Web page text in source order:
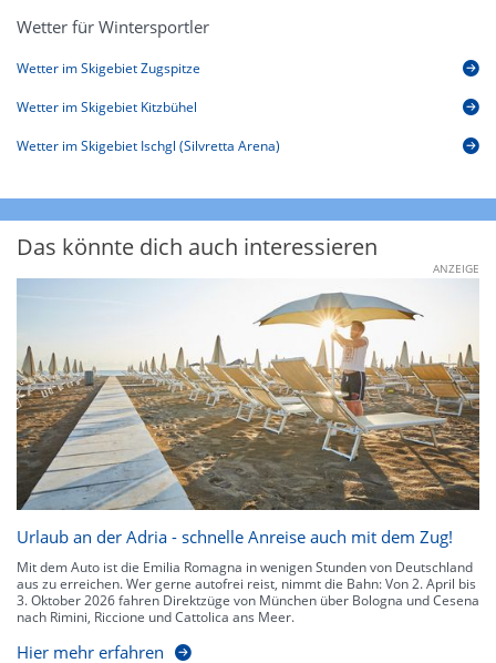
Wetter für Wintersportler
Wetter im Skigebiet Zugspitze
Wetter im Skigebiet Kitzbühel
Wetter im Skigebiet Ischgl (Silvretta Arena)
Das könnte dich auch interessieren
ANZEIGE
Urlaub an der Adria - schnelle Anreise auch mit dem Zug!
Mit dem Auto ist die Emilia Romagna in wenigen Stunden von Deutschland
aus zu erreichen. Wer gerne autofrei reist, nimmt die Bahn: Von 2. April bis
3. Oktober 2026 fahren Direktzüge von München über Bologna und Cesena
nach Rimini, Riccione und Cattolica ans Meer.
Hier mehr erfahren